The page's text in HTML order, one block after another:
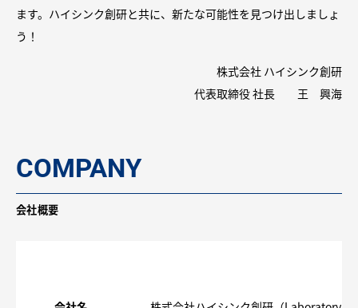
ます。ハイシンク創研と共に、新たな可能性を見つけ出しましょ
う！
株式会社 ハイシンク創研
代表取締役 社長 王 興海
COMPANY
会社概要